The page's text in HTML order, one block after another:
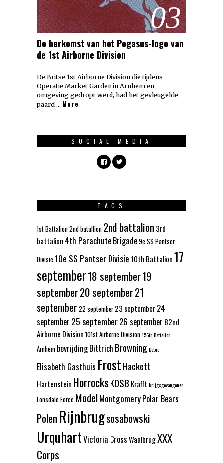
03
De herkomst van het Pegasus-logo van
de 1st Airborne Division
De Britse 1st Airborne Division die tijdens
Operatie Market Garden in Arnhem en
omgeving gedropt werd, had het gevleugelde
paard … More
SOCIAL MEDIA
TAGS
1st Battalion2nd batallion 2nd battalion 3rd
battalion 4th Parachute Brigade9e SS Pantser
Divisie 10e SS Pantser Divisie 10th Battalion17
september18 september19
september20 september21
september 22 september 23 september24
september 25 september26 september 82nd
Airborne Division 101st Airborne Division156th Battalion
Arnhem bevrijdingBittrich BrowningDobie
Elisabeth Gasthuis FrostHackett
Hartenstein HorrocksKOSB Krafft krijgsgevangenen
Lonsdale Force ModelMontgomeryPolar Bears
PolenRijnbrugsosabowski
UrquhartVictoria CrossWaalbrugXXX
Corps